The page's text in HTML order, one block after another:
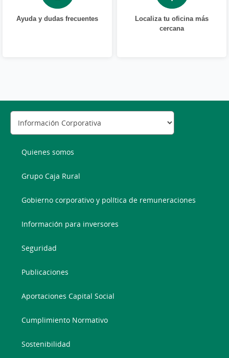
Ayuda y dudas frecuentes
Localiza tu oficina más
cercana
Quienes somos
Grupo Caja Rural
Gobierno corporativo y política de remuneraciones
Información para inversores
Seguridad
Publicaciones
Aportaciones Capital Social
Cumplimiento Normativo
Sostenibilidad